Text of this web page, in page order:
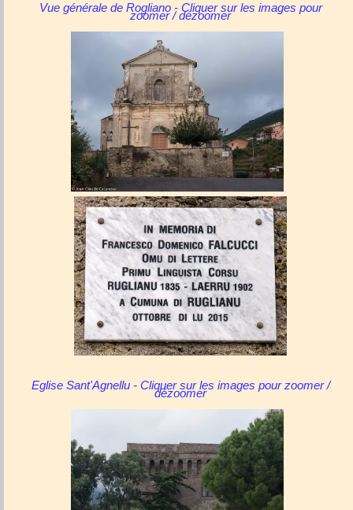
Vue générale de Rogliano - Cliquer sur les images pour
zoomer / dézoomer
Eglise Sant'Agnellu - Cliquer sur les images pour zoomer /
dézoomer